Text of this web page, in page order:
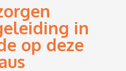
in
op deze